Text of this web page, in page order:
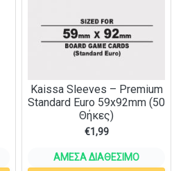
Kaissa Sleeves – Premium
Standard Euro 59x92mm (50
Θήκες)
€1,99
ΆΜΕΣΑ ΔΙΑΘΈΣΙΜΟ